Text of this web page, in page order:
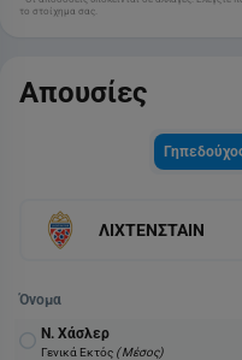
το στοίχημα σας.
Απουσίες
ΛΙΧΤΕΝΣΤΑΙΝ
Όνομα
Ν. Χάσλερ
Γενικά Εκτός ( Μέσος)